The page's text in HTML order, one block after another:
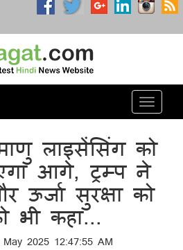
Toggle
लाइसेंसिंग को
आगे, ट्रम्प ने
सुरक्षा को
भी कहा...
2025 12:47:55 AM